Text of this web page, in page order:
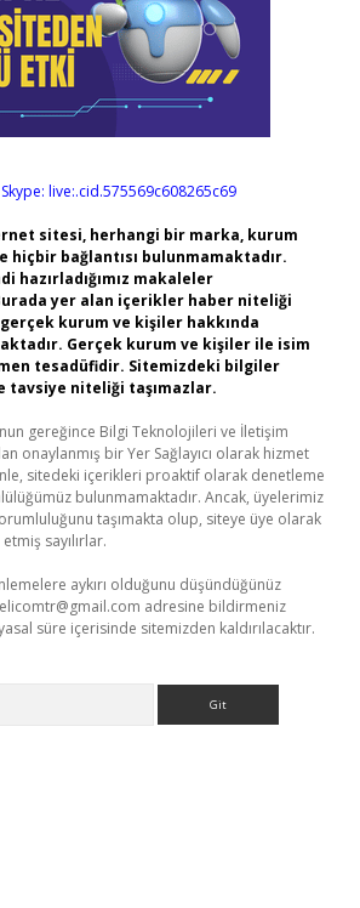
Skype: live:.cid.575569c608265c69
sitesi, herhangi bir marka, kurum
hiçbir bağlantısı bulunmamaktadır.
hazırladığımız makaleler
yer alan içerikler haber niteliği
kurum ve kişiler hakkında
Gerçek kurum ve kişiler ile isim
tesadüfidir. Sitemizdeki bilgiler
tavsiye niteliği taşımazlar.
gereğince Bilgi Teknolojileri ve İletişim
onaylanmış bir Yer Sağlayıcı olarak hizmet
sitedeki içerikleri proaktif olarak denetleme
bulunmamaktadır. Ancak, üyelerimiz
taşımakta olup, siteye üye olarak
sayılırlar.
aykırı olduğunu düşündüğünüz
adresine bildirmeniz
süre içerisinde sitemizden kaldırılacaktır.